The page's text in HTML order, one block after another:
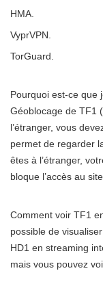
HMA.
VyprVPN.
TorGuard.
Pourquoi est-ce que
Géoblocage de TF1
l’étranger, vous
permet de regarder
êtes à l’étranger,
bloque l’accès au site.
Comment voir TF1
possible de
HD1 en streaming
mais vous pouvez